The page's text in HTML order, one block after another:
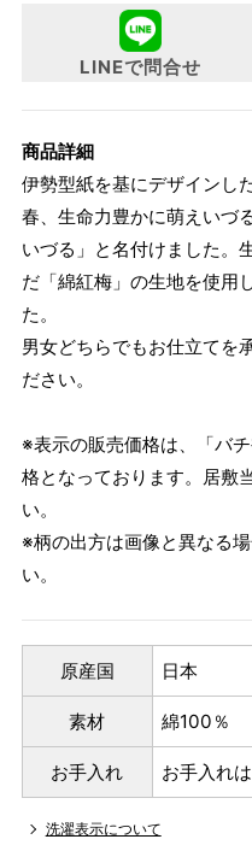
について詳細をお知りにな
LINEで問合せ
商品詳細
伊勢型紙を基にデザインし
春、生命力豊かに萌えいづ
いづる」と名付けました。
だ「綿紅梅」の生地を使用
た。
男女どちらでもお仕立てを
ださい。
※表示の販売価格は、「バ
格となっております。居敷
い。
※柄の出方は画像と異なる
い。
原産国 日本
素材 綿100％
お手入れ お手入れ
洗濯表示について